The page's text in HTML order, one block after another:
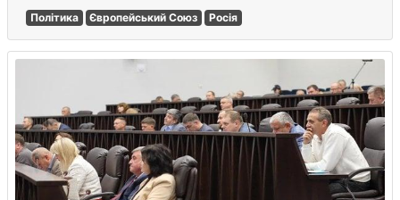
Політика Європейський Союз Росія